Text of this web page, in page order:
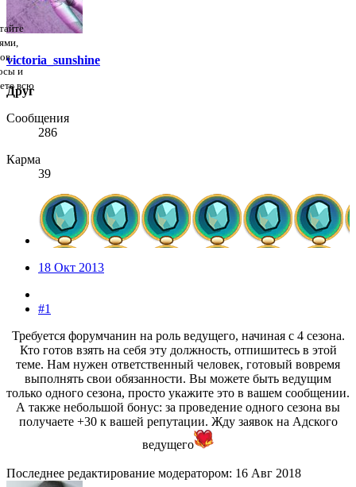
и
всю
victoria_sunshine
Друг
Сообщения
286
Карма
39
18 Окт 2013
#1
Требуется форумчанин на роль ведущего, начиная с 4 сезона.
Кто готов взять на себя эту должность, отпишитесь в этой
теме. Нам нужен ответственный человек, готовый вовремя
выполнять свои обязанности. Вы можете быть ведущим
только одного сезона, просто укажите это в вашем сообщении.
А также небольшой бонус: за проведение одного сезона вы
получаете +30 к вашей репутации. Жду заявок на Адского
ведущего
Последнее редактирование модератором: 16 Авг 2018